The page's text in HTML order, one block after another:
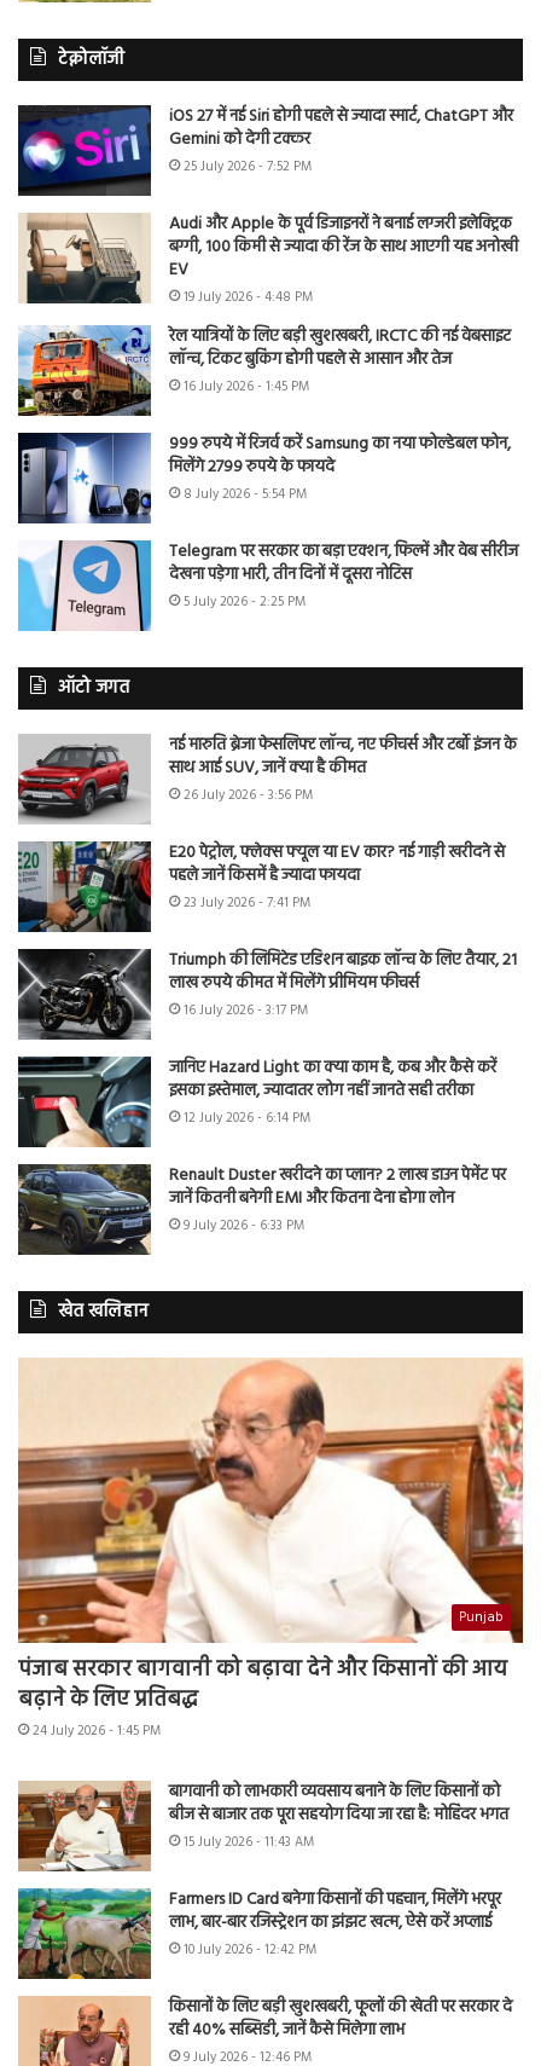
टेक्नोलॉजी
iOS 27 में नई Siri होगी पहले से ज्यादा स्मार्ट, ChatGPT और
Gemini को देगी टक्कर
25 July 2026 - 7:52 PM
Audi और Apple के पूर्व डिजाइनरों ने बनाई लग्जरी इलेक्ट्रिक
बग्गी, 100 किमी से ज्यादा की रेंज के साथ आएगी यह अनोखी
EV
19 July 2026 - 4:48 PM
रेल यात्रियों के लिए बड़ी खुशखबरी, IRCTC की नई वेबसाइट
लॉन्च, टिकट बुकिंग होगी पहले से आसान और तेज
16 July 2026 - 1:45 PM
999 रुपये में रिजर्व करें Samsung का नया फोल्डेबल फोन,
मिलेंगे 2799 रुपये के फायदे
8 July 2026 - 5:54 PM
Telegram पर सरकार का बड़ा एक्शन, फिल्में और वेब सीरीज
देखना पड़ेगा भारी, तीन दिनों में दूसरा नोटिस
5 July 2026 - 2:25 PM
ऑटो जगत
नई मारुति ब्रेजा फेसलिफ्ट लॉन्च, नए फीचर्स और टर्बो इंजन के
साथ आई SUV, जानें क्या है कीमत
26 July 2026 - 3:56 PM
E20 पेट्रोल, फ्लेक्स फ्यूल या EV कार? नई गाड़ी खरीदने से
पहले जानें किसमें है ज्यादा फायदा
23 July 2026 - 7:41 PM
Triumph की लिमिटेड एडिशन बाइक लॉन्च के लिए तैयार, 21
लाख रुपये कीमत में मिलेंगे प्रीमियम फीचर्स
16 July 2026 - 3:17 PM
जानिए Hazard Light का क्या काम है, कब और कैसे करें
इसका इस्तेमाल, ज्यादातर लोग नहीं जानते सही तरीका
12 July 2026 - 6:14 PM
Renault Duster खरीदने का प्लान? 2 लाख डाउन पेमेंट पर
जानें कितनी बनेगी EMI और कितना देना होगा लोन
9 July 2026 - 6:33 PM
खेत खलिहान
Punjab
पंजाब सरकार बागवानी को बढ़ावा देने और किसानों की आय
बढ़ाने के लिए प्रतिबद्ध
24 July 2026 - 1:45 PM
बागवानी को लाभकारी व्यवसाय बनाने के लिए किसानों को
बीज से बाजार तक पूरा सहयोग दिया जा रहा है: मोहिंदर भगत
15 July 2026 - 11:43 AM
Farmers ID Card बनेगा किसानों की पहचान, मिलेंगे भरपूर
लाभ, बार-बार रजिस्ट्रेशन का झंझट खत्म, ऐसे करें अप्लाई
10 July 2026 - 12:42 PM
किसानों के लिए बड़ी खुशखबरी, फूलों की खेती पर सरकार दे
रही 40% सब्सिडी, जानें कैसे मिलेगा लाभ
9 July 2026 - 12:46 PM